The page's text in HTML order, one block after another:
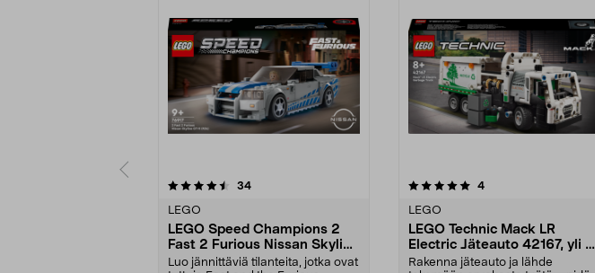
34arvostelut
LEGO
LEGO Speed Champions 2
Fast 2 Furious Nissan Skyline
GT-R (R34) 76917, yli 9-
Luo jännittäviä tilanteita, jotka ovat
5.0 viidestä
4arvostelut
LEGO
LEGO Technic Mack LR
Electric Jäteauto 42167, yli 8-
vuotiaille
Rakenna jäteauto ja lähde
5.0 viidestä